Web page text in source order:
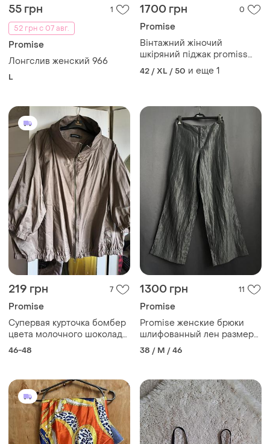
55 грн
1
52 грн с 07 авг.
Promise
Лонгслив женский 966
L
1700 грн 0
Promise
Вінтажний жіночий
шкіряний піджак promiss
куртка жакет ретро
натуральна кожа 1.3
42 / XL / 50 и еще 1
219 грн 7
Promise
Супервая курточка бомбер
цвета молочного шоколада
🤎
46-48
1300 грн 11
Promise
Promise женские брюки
шлифованный лен размер
м
38 / M / 46